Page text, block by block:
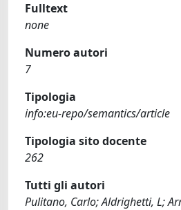
Fulltext
none
Numero autori
7
Tipologia
info:eu-repo/semantics/article
Tipologia sito docente
262
Tutti gli autori
Pulitano, Carlo; Aldrighetti, L;